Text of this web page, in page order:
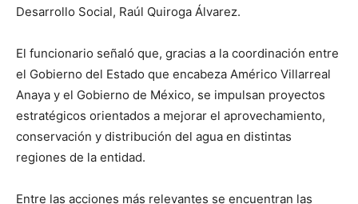
Desarrollo Social, Raúl Quiroga Álvarez.
El funcionario señaló que, gracias a la coordinación entre
el Gobierno del Estado que encabeza Américo Villarreal
Anaya y el Gobierno de México, se impulsan proyectos
estratégicos orientados a mejorar el aprovechamiento,
conservación y distribución del agua en distintas
regiones de la entidad.
Entre las acciones más relevantes se encuentran las